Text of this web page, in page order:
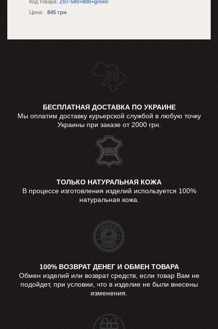
Код товара: Z07-580+800+green
Цена:
845 грн
БЕСПЛАТНАЯ ДОСТАВКА ПО УКРАИНЕ
Мы оплатим доставку курьерской службой в любую точку
Украины при заказе от 2000 грн.
ТОЛЬКО НАТУРАЛЬНАЯ КОЖА
В процессе изготовления изделий используется 100%
натуральная кожа.
100% ВОЗВРАТ ДЕНЕГ И ОБМЕН ТОВАРА
Обмен изделий или возврат средств, если товар Вам не
подойдет, при условии, что в изделие не были внесены
изменения.